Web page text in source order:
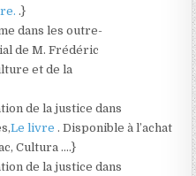
.}
dans les outre-
de M. Frédéric
et de la
de la justice dans
Le livre. Disponible à l’achat
Cultura ….}
de la justice dans